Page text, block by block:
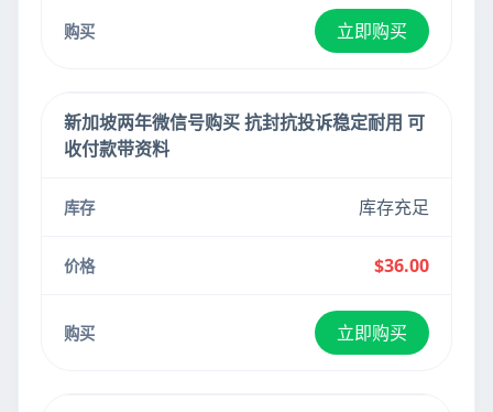
立即购买
新加坡两年微信号购买 抗封抗投诉稳定耐用 可
收付款带资料
库存充足
$36.00
立即购买